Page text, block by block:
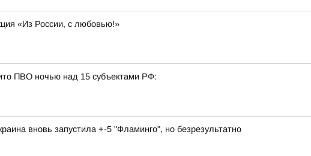
«Из России, с любовью!»
ПВО ночью над 15 субъектами РФ:
вновь запустила +-5 "Фламинго", но безрезультатно